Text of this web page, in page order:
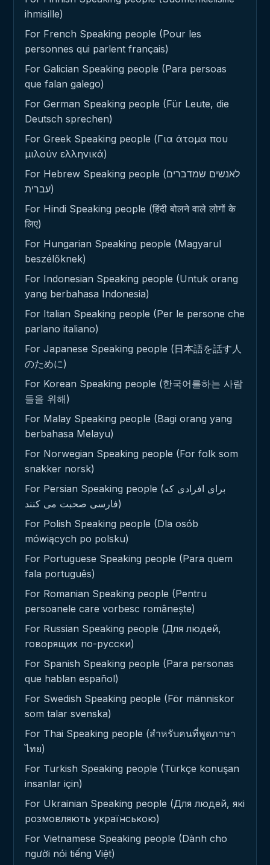
ihmisille)
For French Speaking people (Pour les
personnes qui parlent français)
For Galician Speaking people (Para persoas
que falan galego)
For German Speaking people (Für Leute, die
Deutsch sprechen)
For Greek Speaking people (Για άτομα που
μιλούν ελληνικά)
For Hebrew Speaking people (לאנשים שמדברים
עברית)
For Hindi Speaking people (हिंदी बोलने वाले लोगों के
लिए)
For Hungarian Speaking people (Magyarul
beszélőknek)
For Indonesian Speaking people (Untuk orang
yang berbahasa Indonesia)
For Italian Speaking people (Per le persone che
parlano italiano)
For Japanese Speaking people (日本語を話す人
のために)
For Korean Speaking people (한국어를하는 사람
들을 위해)
For Malay Speaking people (Bagi orang yang
berbahasa Melayu)
For Norwegian Speaking people (For folk som
snakker norsk)
For Persian Speaking people (برای افرادی که
فارسی صحبت می کنند)
For Polish Speaking people (Dla osób
mówiących po polsku)
For Portuguese Speaking people (Para quem
fala português)
For Romanian Speaking people (Pentru
persoanele care vorbesc românește)
For Russian Speaking people (Для людей,
говорящих по-русски)
For Spanish Speaking people (Para personas
que hablan español)
For Swedish Speaking people (För människor
som talar svenska)
For Thai Speaking people (สำหรับคนที่พูดภาษา
ไทย)
For Turkish Speaking people (Türkçe konuşan
insanlar için)
For Ukrainian Speaking people (Для людей, які
розмовляють українською)
For Vietnamese Speaking people (Dành cho
người nói tiếng Việt)